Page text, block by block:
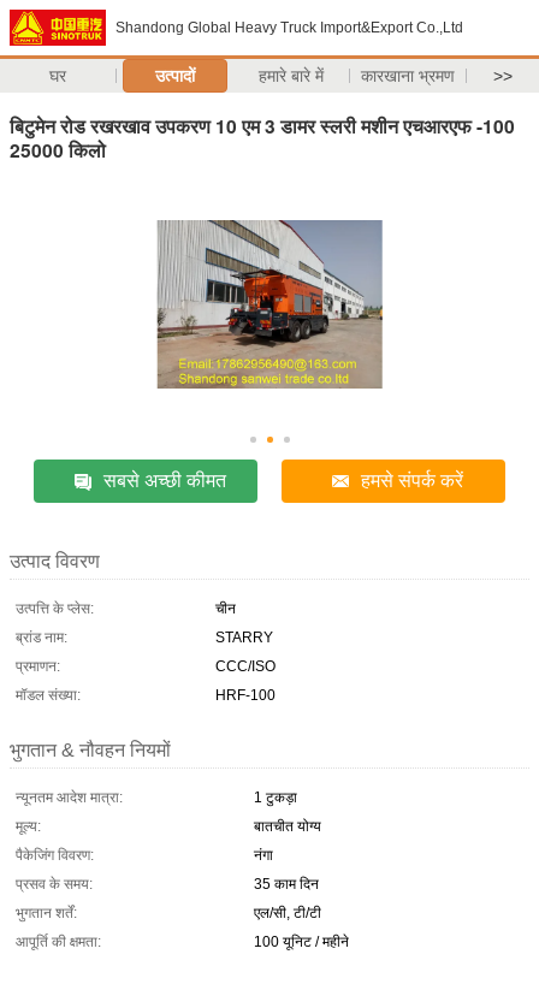
Shandong Global Heavy Truck Import&Export Co.,Ltd
घर उत्पादों हमारे बारे में कारखाना भ्रमण >>
बिटुमेन रोड रखरखाव उपकरण 10 एम 3 डामर स्लरी मशीन एचआरएफ -100
25000 किलो
सबसे अच्छी कीमत हमसे संपर्क करें
उत्पाद विवरण
उत्पत्ति के प्लेस:
चीन
ब्रांड नाम:
STARRY
प्रमाणन:
CCC/ISO
मॉडल संख्या:
HRF-100
भुगतान & नौवहन नियमों
न्यूनतम आदेश मात्रा:
1 टुकड़ा
मूल्य:
बातचीत योग्य
पैकेजिंग विवरण:
नंगा
प्रसव के समय:
35 काम दिन
भुगतान शर्तें:
एल/सी, टी/टी
आपूर्ति की क्षमता:
100 यूनिट / महीने